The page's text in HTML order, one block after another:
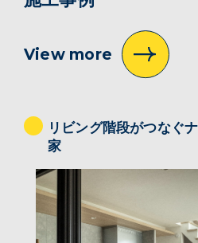
View more
リビング階段がつなぐ
家